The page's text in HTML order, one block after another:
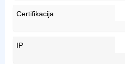
Certifikacija
IP